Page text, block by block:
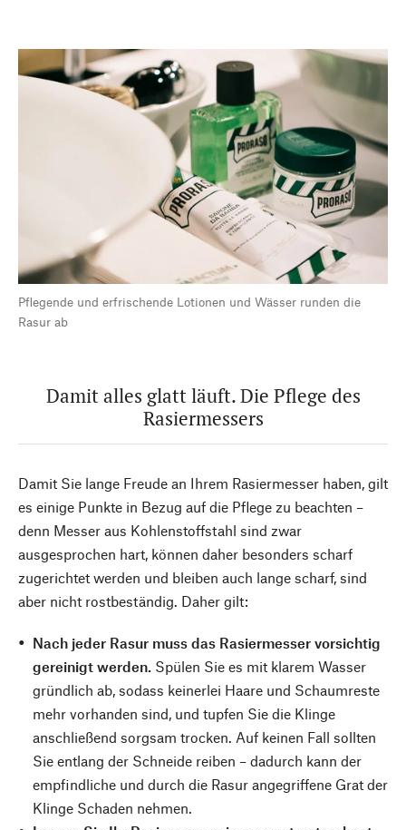
Pflegende und erfrischende Lotionen und Wässer runden die
Rasur ab
Damit alles glatt läuft. Die Pflege des
Rasiermessers
Damit Sie lange Freude an Ihrem Rasiermesser haben, gilt
es einige Punkte in Bezug auf die Pflege zu beachten –
denn Messer aus Kohlenstoffstahl sind zwar
ausgesprochen hart, können daher besonders scharf
zugerichtet werden und bleiben auch lange scharf, sind
aber nicht rostbeständig. Daher gilt:
Nach jeder Rasur muss das Rasiermesser vorsichtig
gereinigt werden. Spülen Sie es mit klarem Wasser
gründlich ab, sodass keinerlei Haare und Schaumreste
mehr vorhanden sind, und tupfen Sie die Klinge
anschließend sorgsam trocken. Auf keinen Fall sollten
Sie entlang der Schneide reiben – dadurch kann der
empfindliche und durch die Rasur angegriffene Grat der
Klinge Schaden nehmen.